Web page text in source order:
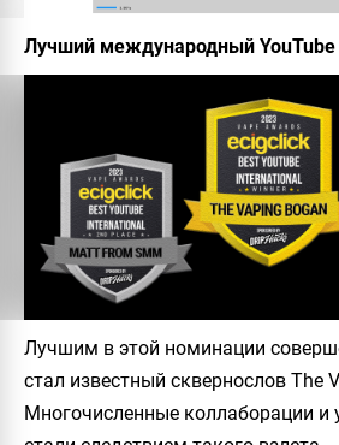
Лучший международный YouTube
Лучшим в этой номинации
стал известный сквернослов The
Многочисленные коллаборации и